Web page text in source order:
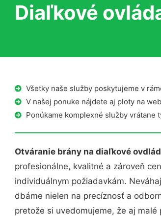
Diaľkové
Všetky naše služby poskytujeme v
V našej ponuke nájdete aj ploty na
Ponúkame komplexné služby vrátane
Otváranie brány na diaľkové
profesionálne, kvalitné a zároveň
individuálnym požiadavkám.
dbáme nielen na precíznosť a
pretože si uvedomujeme, že aj